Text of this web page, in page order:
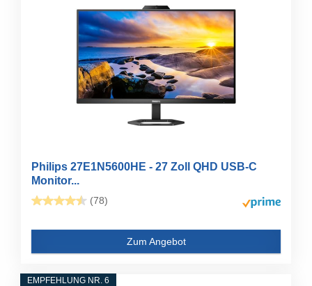
Philips 27E1N5600HE - 27 Zoll QHD USB-C
Monitor...
(78)
Zum Angebot
EMPFEHLUNG NR. 6